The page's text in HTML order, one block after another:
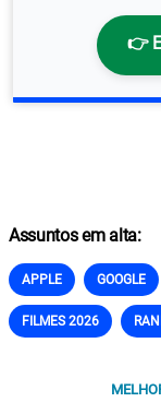
👉
Assuntos em alta:
APPLE GOOGLE
FILMES 2026